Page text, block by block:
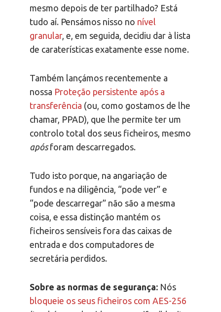
mesmo depois de ter partilhado? Está
tudo aí. Pensámos nisso no nível
granular, e, em seguida, decidiu dar à lista
de caraterísticas exatamente esse nome.
Também lançámos recentemente a
nossa Proteção persistente após a
transferência (ou, como gostamos de lhe
chamar, PPAD), que lhe permite ter um
controlo total dos seus ficheiros, mesmo
apósforam descarregados.
Tudo isto porque, na angariação de
fundos e na diligência, “pode ver” e
“pode descarregar” não são a mesma
coisa, e essa distinção mantém os
ficheiros sensíveis fora das caixas de
entrada e dos computadores de
secretária perdidos.
Sobre as normas de segurança: Nós
bloqueie os seus ficheiros com AES-256